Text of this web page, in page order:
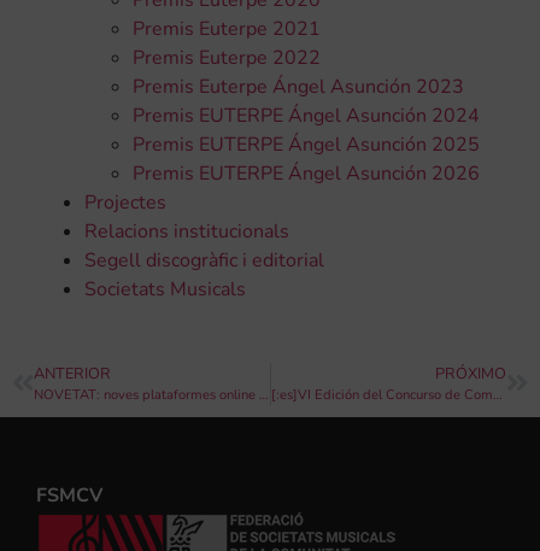
Premis Euterpe 2021
Premis Euterpe 2022
Premis Euterpe Ángel Asunción 2023
Premis EUTERPE Ángel Asunción 2024
Premis EUTERPE Ángel Asunción 2025
Premis EUTERPE Ángel Asunción 2026
Projectes
Relacions institucionals
Segell discogràfic i editorial
Societats Musicals
ANTERIOR
NOVETAT: noves plataformes online disponibles per a la teua escola de música.
PRÓXIMO
[:es]VI Edición del Concurso de Composición Didáctica de la Provincia de Alicante[:]
FSMCV